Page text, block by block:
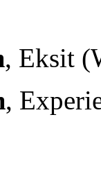
, Eksit
,